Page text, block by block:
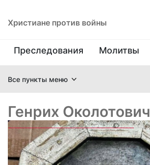
Христиане против войны
Преследования Молитвы
Все пункты меню
Генрих Околотович